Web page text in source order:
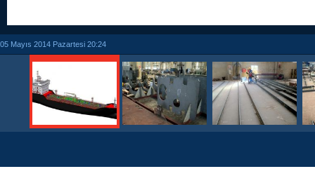
05 Mayıs 2014 Pazartesi 20:24